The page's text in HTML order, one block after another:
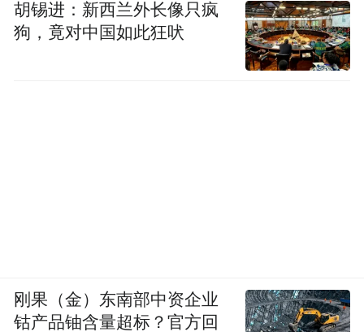
胡锡进：新西兰外长像只疯
狗，竟对中国如此狂吠
刚果（金）东南部中资企业
钴产品铀含量超标？官方回